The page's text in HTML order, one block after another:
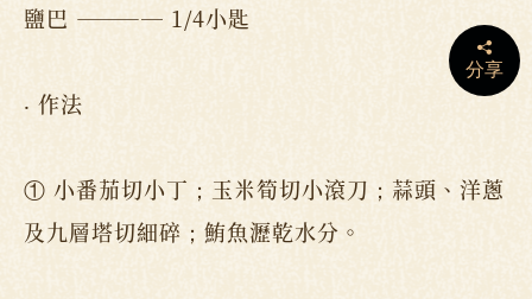
分享
鹽巴 ———— 1/4小匙
‧ 作法
① 小番茄切小丁；玉米筍切小滾刀；蒜頭、洋蔥
及九層塔切細碎；鮪魚瀝乾水分。